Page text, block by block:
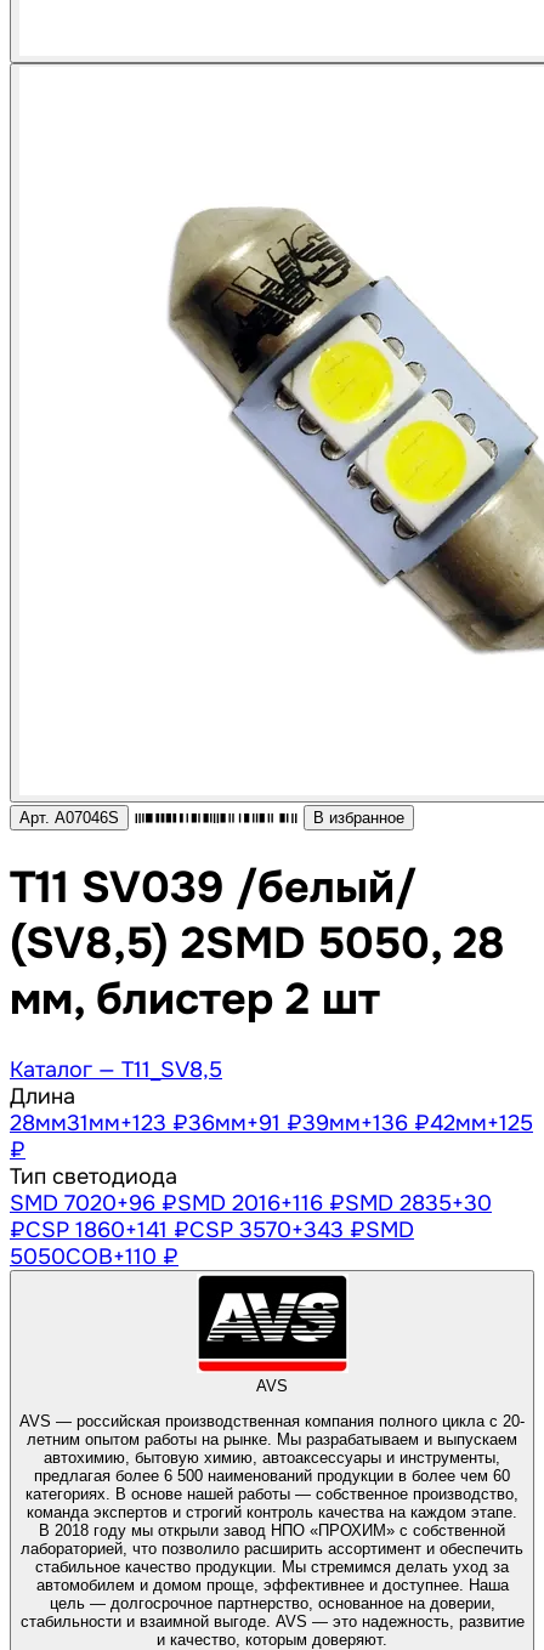
Арт. A07046S В избранное
T11 SV039 /белый/
(SV8,5) 2SMD 5050, 28
мм, блистер 2 шт
Каталог — T11_SV8,5
Длина
28мм31мм+123 ₽36мм+91 ₽39мм+136 ₽42мм+125
₽
Тип светодиода
SMD 7020+96 ₽SMD 2016+116 ₽SMD 2835+30
₽CSP 1860+141 ₽CSP 3570+343 ₽SMD
5050COB+110 ₽
AVS
AVS — российская производственная компания полного цикла с 20-
летним опытом работы на рынке. Мы разрабатываем и выпускаем
автохимию, бытовую химию, автоаксессуары и инструменты,
предлагая более 6 500 наименований продукции в более чем 60
категориях. В основе нашей работы — собственное производство,
команда экспертов и строгий контроль качества на каждом этапе.
В 2018 году мы открыли завод НПО «ПРОХИМ» с собственной
лабораторией, что позволило расширить ассортимент и обеспечить
стабильное качество продукции. Мы стремимся делать уход за
автомобилем и домом проще, эффективнее и доступнее. Наша
цель — долгосрочное партнерство, основанное на доверии,
стабильности и взаимной выгоде. AVS — это надежность, развитие
и качество, которым доверяют.